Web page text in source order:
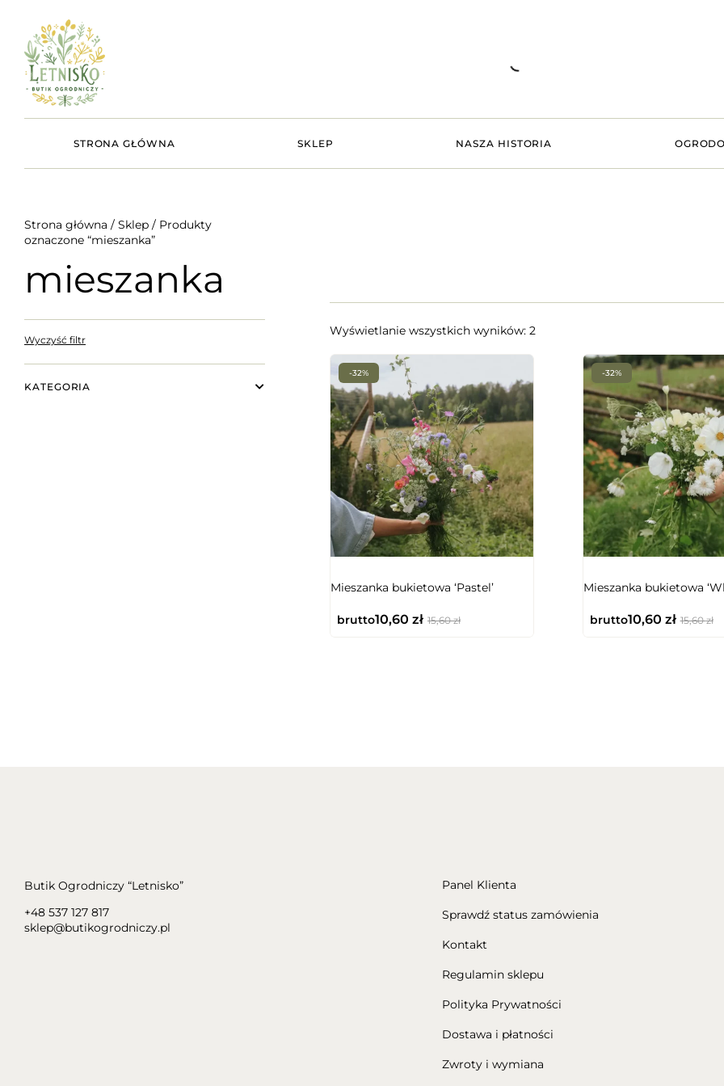
STRONA GŁÓWNA SKLEP NASZA HISTORIA
Strona główna / Sklep / Produkty
oznaczone “mieszanka”
mieszanka
Wyczyść filtr
KATEGORIA
Wyświetlanie wszystkich wyników: 2
-32%
Mieszanka bukietowa ‘Pastel’
15,60zł
10,60 zł
brutto
-32%
Mieszanka bukietowa
15,60zł
10,60 zł
brutto
Butik Ogrodniczy “Letnisko”
+48 537 127 817
sklep@butikogrodniczy.pl
Panel Klienta
Sprawdź status zamówienia
Kontakt
Regulamin sklepu
Polityka Prywatności
Dostawa i płatności
Zwroty i wymiana